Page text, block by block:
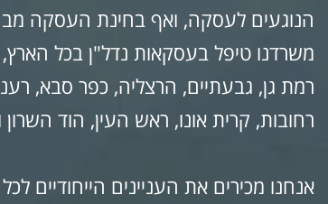
הנוגעים לעסקה, ואף בחינת העסקה
משרדנו טיפל בעסקאות נדל"ן בכל
רמת גן, גבעתיים, הרצליה, כפר סבא,
רחובות, קרית אונו, ראש העין, הוד השרון
אנחנו מכירים את העניינים הייחודיים